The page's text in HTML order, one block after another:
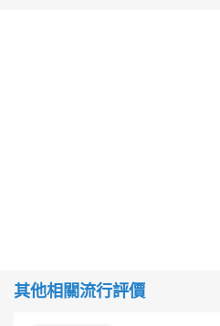
其他相關流行評價